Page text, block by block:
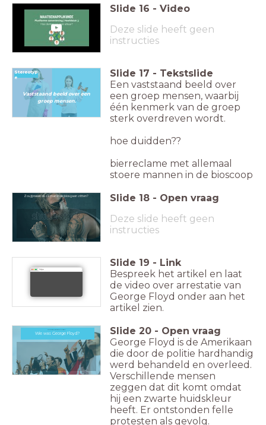
Slide 16 - Video
Deze slide heeft geen
instructies
Stereotyp
e
Vaststaand beeld over een
groep mensen.
Slide 17 - Tekstslide
Een vaststaand beeld over
een groep mensen, waarbij
één kenmerk van de groep
sterk overdreven wordt.
hoe duidden??
bierreclame met allemaal
stoere mannen in de bioscoop
Zou jij naast deze man in de bios gaan zitten? Slide 18 - Open vraag
Deze slide heeft geen
instructies
https:
Slide 19 - Link
Bespreek het artikel en laat
de video over arrestatie van
George Floyd onder aan het
artikel zien.
Wie was George Floyd?
Wie was George Floyd? Slide 20 - Open vraag
George Floyd is de Amerikaan
die door de politie hardhandig
werd behandeld en overleed.
Verschillende mensen
zeggen dat dit komt omdat
hij een zwarte huidskleur
heeft. Er ontstonden felle
protesten als gevolg.